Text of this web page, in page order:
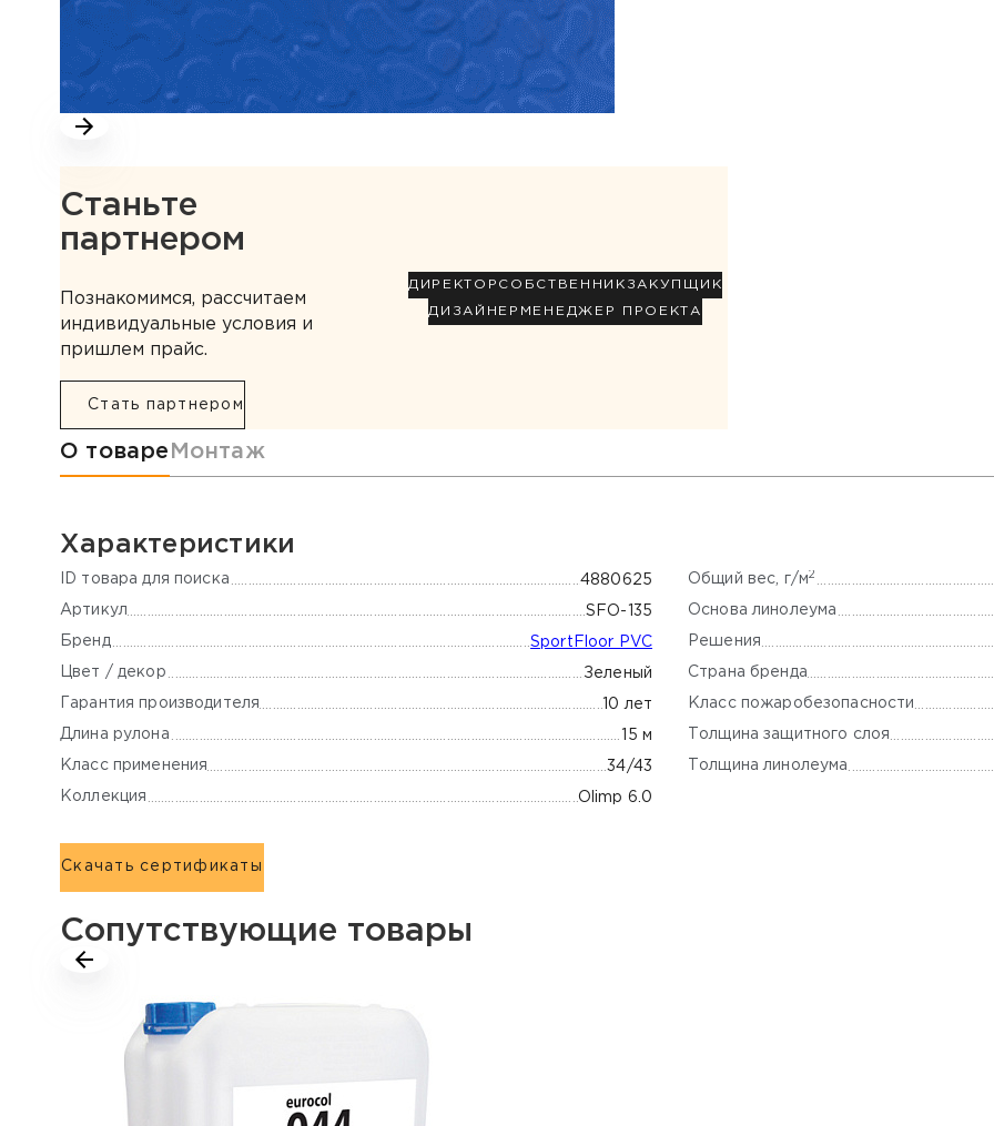
Станьте
партнером
Познакомимся, рассчитаем
индивидуальные условия и
пришлем прайс.
Стать партнером
ДИРЕКТОР СОБСТВЕННИК ЗАКУПЩИК
ДИЗАЙНЕР МЕНЕДЖЕР ПРОЕКТА
Информация о товаре
О товаре Монтаж
Характеристики
ID товара для поиска 4880625
Артикул SFO-135
Бренд SportFloor PVC
Цвет / декор Зеленый
Гарантия производителя 10 лет
Длина рулона 15 м
Класс применения 34/43
Коллекция Olimp 6.0
Общий вес, г/м 2
Основа линолеума
Решения
Страна бренда
Класс пожаробезопасности
Толщина защитного слоя
Толщина линолеума
Скачать сертификаты
Сопутствующие товары